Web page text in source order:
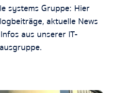
systems Gruppe: Hier
aktuelle News
aus unserer IT-